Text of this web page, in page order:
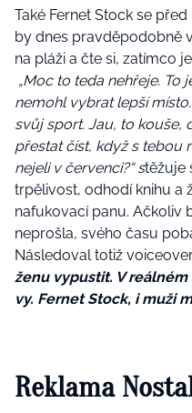
Také Fernet Stock se
by dnes pravděpodobně
na pláži a čte si, zatímco
„Moc to teda nehřeje. To
nemohl vybrat lepší
svůj sport. Jau, to kouše,
přestat číst, když s tebou
nejeli v červenci?“ stěžuje
trpělivost, odhodí knihu a
nafukovací panu. Ačkoliv
neprošla, svého času
Následoval totiž
ženu vypustit. V
vy. Fernet Stock, i muži
Reklama